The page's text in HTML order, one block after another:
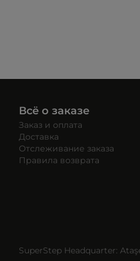
Всё о заказе
Заказ и оплата
Доставка
Отслеживание заказа
Правила возврата
SuperStep Headquarter: